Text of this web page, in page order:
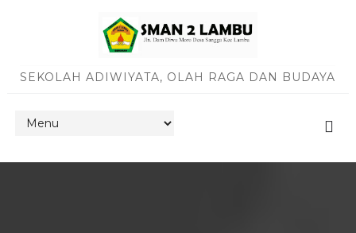
SEKOLAH ADIWIYATA, OLAH RAGA DAN BUDAYA